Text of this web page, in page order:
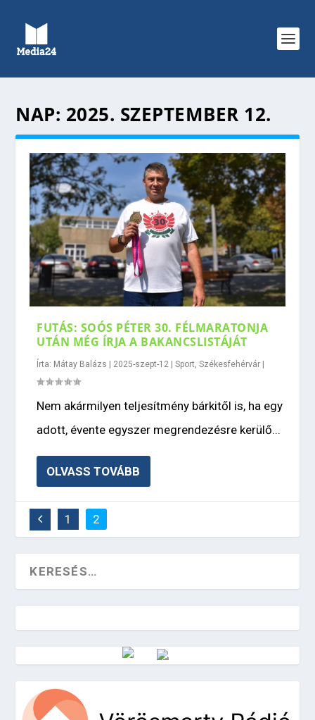
NAP: 2025. SZEPTEMBER 12.
FUTÁS: SOÓS PÉTER 30. FÉLMARATONJA
UTÁN MÉG ÍRJA A BAKANCSLISTÁJÁT
Írta: Mátay Balázs | 2025-szept-12 |Sport ,Székesfehérvár |
Nem akármilyen teljesítmény bárkitől is, ha egy
adott, évente egyszer megrendezésre kerülő...
OLVASS TOVÁBB
1 2
Vörösmarty Rádió